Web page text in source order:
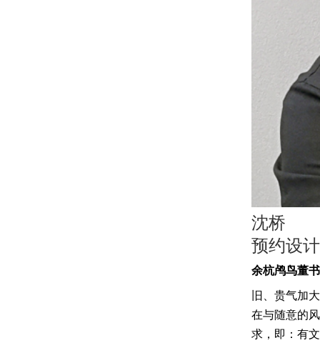
沈桥
预约设计
余杭鸬鸟董
旧、贵气加
在与随意的
求，即：有